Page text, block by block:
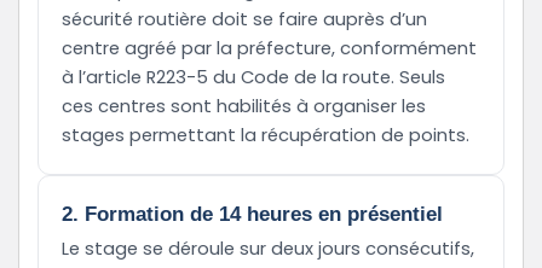
sécurité routière doit se faire auprès d’un
centre agréé par la préfecture, conformément
à l’article R223-5 du Code de la route. Seuls
ces centres sont habilités à organiser les
stages permettant la récupération de points.
2. Formation de 14 heures en présentiel
Le stage se déroule sur deux jours consécutifs,